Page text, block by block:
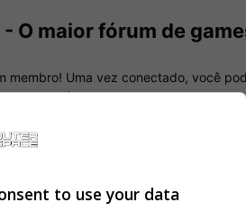
O maior fórum de
membro! Uma vez conectado, você
além de se conectar com
to use your data